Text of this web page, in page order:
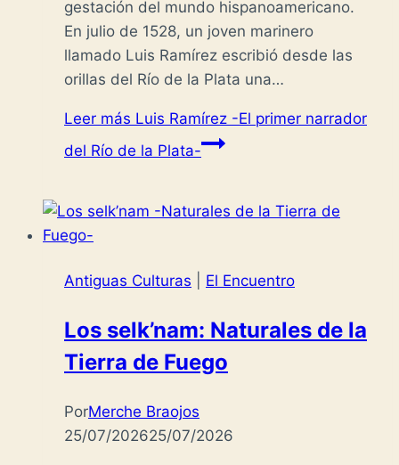
gestación del mundo hispanoamericano.
En julio de 1528, un joven marinero
llamado Luis Ramírez escribió desde las
orillas del Río de la Plata una…
Leer más Luis Ramírez -El primer narrador
del Río de la Plata-
Antiguas Culturas El Encuentro
Los selk’nam: Naturales de la
Tierra de Fuego
PorMerche Braojos
25/07/202625/07/2026